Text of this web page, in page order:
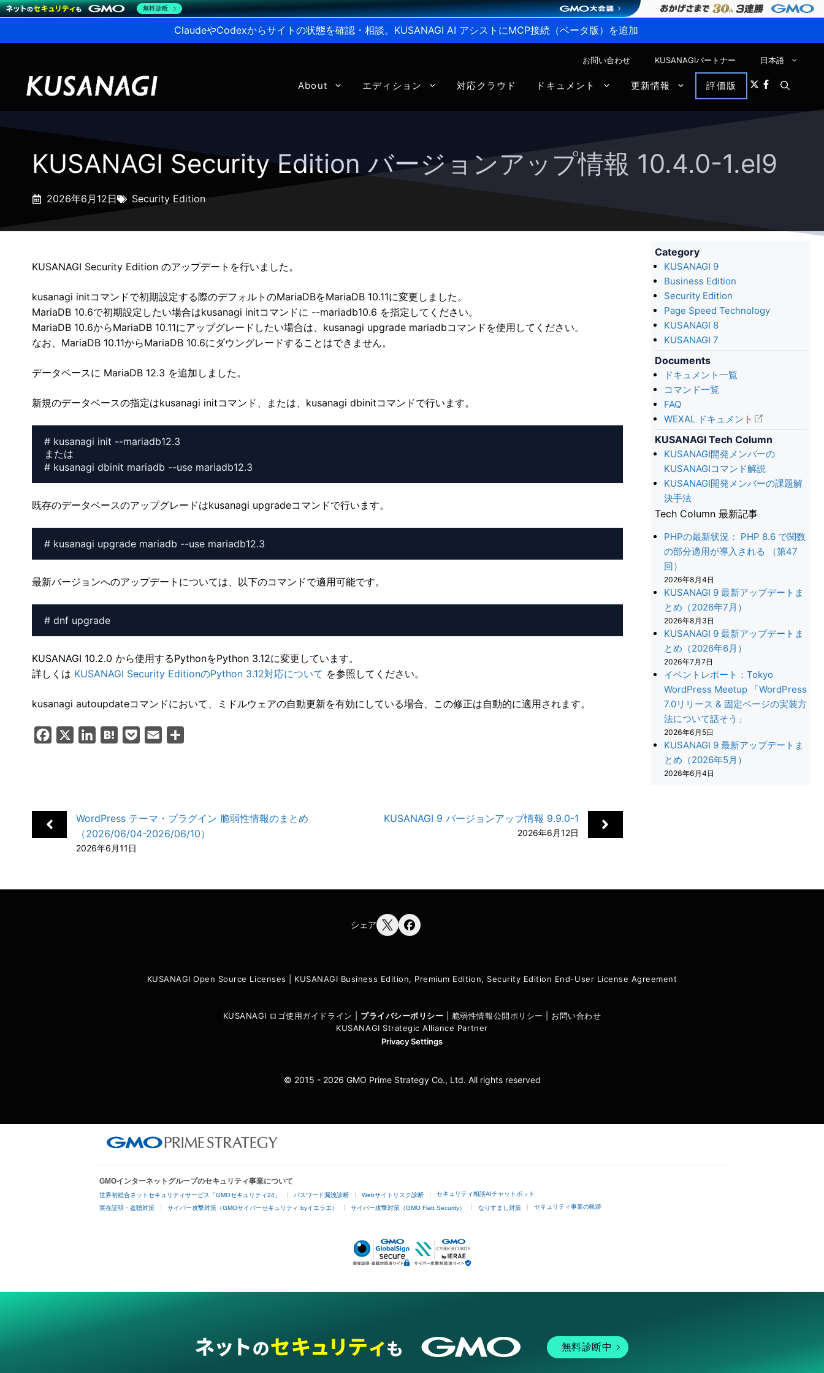
ClaudeやCodexからサイトの状態を確認・相談。KUSANAGI AI アシストにMCP接続（ベータ版）を追加
お問い合わせ KUSANAGIパートナー 日本語
About エディション 対応クラウド ドキュメント 更新情報 評価版
KUSANAGI Security Edition バージョンアップ情報 10.4.0-1.el9
2026年6月12日 Security Edition
KUSANAGI Security Edition のアップデートを行いました。
kusanagi initコマンドで初期設定する際のデフォルトのMariaDBをMariaDB 10.11に変更しました。
MariaDB 10.6で初期設定したい場合はkusanagi initコマンドに --mariadb10.6 を指定してください。
MariaDB 10.6からMariaDB 10.11にアップグレードしたい場合は、kusanagi upgrade mariadbコマンドを使用してください。
なお、MariaDB 10.11からMariaDB 10.6にダウングレードすることはできません。
データベースに MariaDB 12.3 を追加しました。
新規のデータベースの指定はkusanagi initコマンド、または、kusanagi dbinitコマンドで行います。
# kusanagi init --mariadb12.3
または
# kusanagi dbinit mariadb --use mariadb12.3
既存のデータベースのアップグレードはkusanagi upgradeコマンドで行います。
# kusanagi upgrade mariadb --use mariadb12.3
最新バージョンへのアップデートについては、以下のコマンドで適用可能です。
# dnf upgrade
KUSANAGI 10.2.0 から使用するPythonをPython 3.12に変更しています。
詳しくは KUSANAGI Security EditionのPython 3.12対応について を参照してください。
kusanagi autoupdateコマンドにおいて、ミドルウェアの自動更新を有効にしている場合、この修正は自動的に適用されます。
o
o
d
I
n
a
t
WordPress テーマ・プラグイン 脆弱性情報のまとめ
（2026/06/04-2026/06/10）
2026年6月11日
KUSANAGI 9 バージョンアップ情報 9.9.0-1
2026年6月12日
Category
KUSANAGI 9
Business Edition
Security Edition
Page Speed Technology
KUSANAGI 8
KUSANAGI 7
Documents
ドキュメント一覧
コマンド一覧
FAQ
WEXAL ドキュメント
KUSANAGI Tech Column
KUSANAGI開発メンバーの
KUSANAGIコマンド解説
KUSANAGI開発メンバーの課題解
決手法
Tech Column 最新記事
PHPの最新状況： PHP 8.6 で関数
の部分適用が導入される （第47
回）
2026年8月4日
KUSANAGI 9 最新アップデートま
とめ（2026年7月）
2026年8月3日
KUSANAGI 9 最新アップデートま
とめ（2026年6月）
2026年7月7日
イベントレポート：Tokyo
WordPress Meetup 「WordPress
7.0リリース & 固定ページの実装方
法について話そう」
2026年6月5日
KUSANAGI 9 最新アップデートま
とめ（2026年5月）
2026年6月4日
シェア
KUSANAGI Open Source Licenses KUSANAGI Business Edition, Premium Edition, Security Edition End-User License Agreement
KUSANAGI ロゴ使用ガイドライン プライバシーポリシー 脆弱性情報公開ポリシー
お問い合わせ
KUSANAGI Strategic Alliance Partner
Privacy Settings
© 2015 - 2026 GMO Prime Strategy Co., Ltd. All rights reserved
GMOインターネットグループのセキュリティ事業について
世界初総合ネットセキュリティサービス「GMOセキュリティ24」 パスワード漏洩診断 Webサイトリスク診断 セキュリティ相談AIチャットボット
実在証明・盗聴対策 サイバー攻撃対策（GMOサイバーセキュリティ byイエラエ） サイバー攻撃対策（GMO Flatt Security） なりすまし対策 セキュリティ事業の軌跡
無料診断中
無料診断